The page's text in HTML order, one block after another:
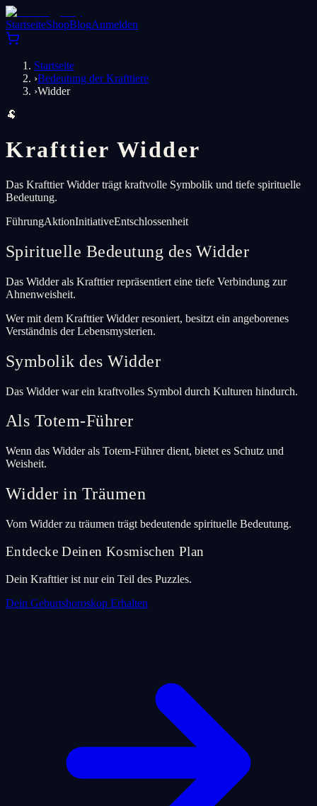
StartseiteShopBlogAnmelden
Startseite
›Bedeutung der Krafttiere
›Widder
🐏
Krafttier Widder
Das Krafttier Widder trägt kraftvolle Symbolik und tiefe spirituelle
Bedeutung.
FührungAktionInitiativeEntschlossenheit
Spirituelle Bedeutung des Widder
Das Widder als Krafttier repräsentiert eine tiefe Verbindung zur
Ahnenweisheit.
Wer mit dem Krafttier Widder resoniert, besitzt ein angeborenes
Verständnis der Lebensmysterien.
Symbolik des Widder
Das Widder war ein kraftvolles Symbol durch Kulturen hindurch.
Als Totem-Führer
Wenn das Widder als Totem-Führer dient, bietet es Schutz und
Weisheit.
Widder in Träumen
Vom Widder zu träumen trägt bedeutende spirituelle Bedeutung.
Entdecke Deinen Kosmischen Plan
Dein Krafttier ist nur ein Teil des Puzzles.
Dein Geburtshoroskop Erhalten